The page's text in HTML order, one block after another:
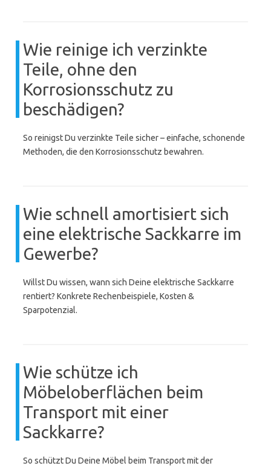
Wie reinige ich verzinkte
Teile, ohne den
Korrosionsschutz zu
beschädigen?
So reinigst Du verzinkte Teile sicher – einfache, schonende
Methoden, die den Korrosionsschutz bewahren.
Wie schnell amortisiert sich
eine elektrische Sackkarre im
Gewerbe?
Willst Du wissen, wann sich Deine elektrische Sackkarre
rentiert? Konkrete Rechenbeispiele, Kosten &
Sparpotenzial.
Wie schütze ich
Möbeloberflächen beim
Transport mit einer
Sackkarre?
So schützt Du Deine Möbel beim Transport mit der